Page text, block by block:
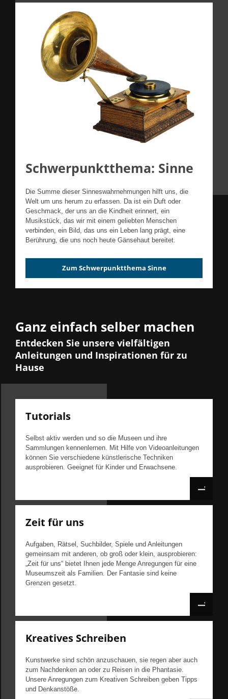
Schwerpunktthema: Sinne
Die Summe dieser Sinneswahrnehmungen hilft uns, die
Welt um uns herum zu erfassen. Da ist ein Duft oder
Geschmack, der uns an die Kindheit erinnert, ein
Musikstück, das wir mit einem geliebten Menschen
verbinden, ein Bild, das uns ein Leben lang prägt, eine
Berührung, die uns noch heute Gänsehaut bereitet.
Zum Schwerpunktthema Sinne
Ganz einfach selber machen
Entdecken Sie unsere vielfältigen
Anleitungen und Inspirationen für zu
Hause
Tutorials
Selbst aktiv werden und so die Museen und ihre
Sammlungen kennenlernen. Mit Hilfe von Videoanleitungen
können Sie verschiedene künstlerische Techniken
ausprobieren. Geeignet für Kinder und Erwachsene.
Zeit für uns
Aufgaben, Rätsel, Suchbilder, Spiele und Anleitungen
gemeinsam mit anderen, ob groß oder klein, ausprobieren:
„Zeit für uns“ bietet Ihnen jede Menge Anregungen für eine
Museumszeit als Familien. Der Fantasie sind keine
Grenzen gesetzt.
Kreatives Schreiben
Kunstwerke sind schön anzuschauen, sie regen aber auch
zum Nachdenken an oder zu Reisen in die Phantasie.
Unsere Anregungen zum Kreativen Schreiben geben Tipps
und Denkanstöße.